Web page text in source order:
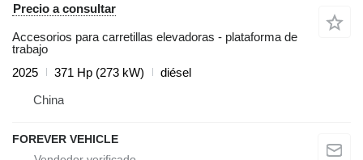
Precio a consultar
Accesorios para carretillas elevadoras - plataforma de
trabajo
2025
371 Hp (273 kW)
diésel
China
FOREVER VEHICLE